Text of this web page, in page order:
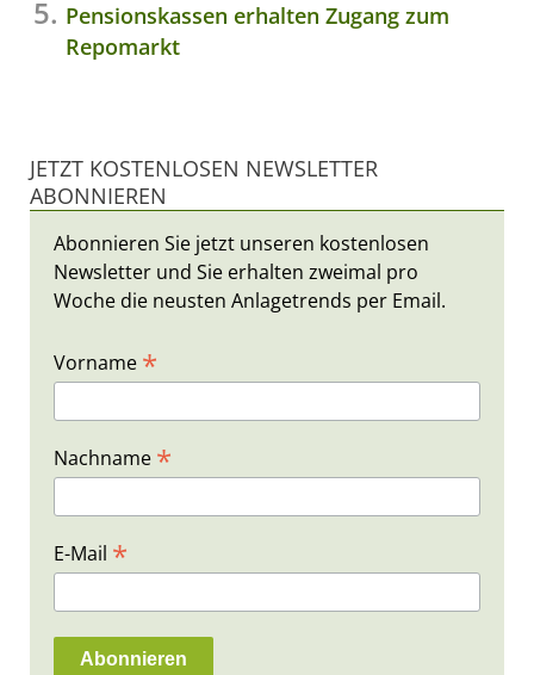
Pensionskassen erhalten Zugang zum
Repomarkt
JETZT KOSTENLOSEN NEWSLETTER
ABONNIEREN
Abonnieren Sie jetzt unseren kostenlosen
Newsletter und Sie erhalten zweimal pro
Woche die neusten Anlagetrends per Email.
Vorname *
Nachname *
E-Mail *